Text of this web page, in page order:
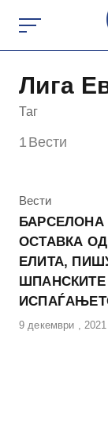
content
Лига
Таг
1 Вести
КАтегорија
Вести
БАРСЕЛОНА
ОСТАВКА
ЕЛИТА,
Објавено
9 декември , 2021